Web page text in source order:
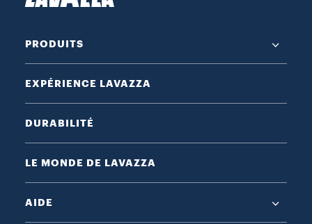
PRODUITS
EXPÉRIENCE LAVAZZA
DURABILITÉ
LE MONDE DE LAVAZZA
AIDE